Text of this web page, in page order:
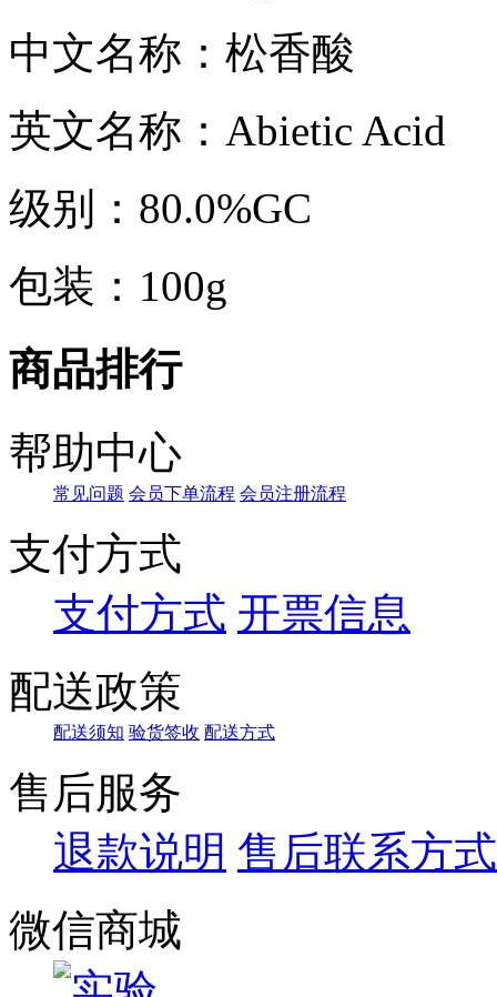
中文名称：松香酸
英文名称：Abietic Acid
级别：80.0%GC
包装：100g
商品排行
帮助中心
常见问题 会员下单流程 会员注册流程
支付方式
支付方式 开票信息
配送政策
配送须知 验货签收 配送方式
售后服务
退款说明 售后联系方式
微信商城